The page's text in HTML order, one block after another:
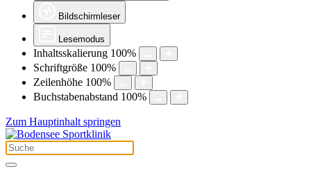
Bildschirmleser
Lesemodus
Inhaltsskalierung 100%
Schriftgröße 100%
Zeilenhöhe 100%
Buchstabenabstand 100%
Zum Hauptinhalt springen